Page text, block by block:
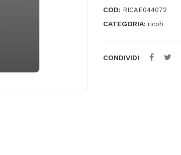
COD: RICAE044072
CATEGORIA: ricoh
CONDIVIDI